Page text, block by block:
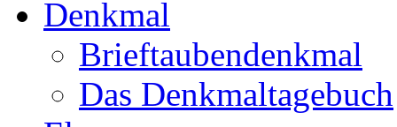
Denkmal
Brieftaubendenkmal
Das Denkmaltagebuch